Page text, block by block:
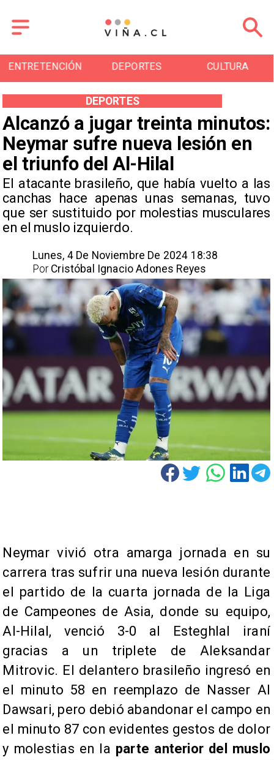
ENTRETENCIÓN DEPORTES CULTURA
Alcanzó a jugar treinta minutos:
Neymar sufre nueva lesión en
el triunfo del Al-Hilal
​El atacante brasileño, que había vuelto a las
canchas hace apenas unas semanas, tuvo
que ser sustituido por molestias musculares
en el muslo izquierdo.
DEPORTES
Lunes, 4 De Noviembre De 2024 18:38
Cristóbal Ignacio Adones Reyes
Por
Neymar vivió otra amarga jornada en su
carrera tras sufrir una nueva lesión durante
el partido de la cuarta jornada de la Liga
de Campeones de Asia, donde su equipo,
Al-Hilal, venció 3-0 al Esteghlal iraní
gracias a un triplete de Aleksandar
Mitrovic. El delantero brasileño ingresó en
el minuto 58 en reemplazo de Nasser Al
Dawsari, pero debió abandonar el campo en
el minuto 87 con evidentes gestos de dolor
y molestias en la parte anterior del muslo